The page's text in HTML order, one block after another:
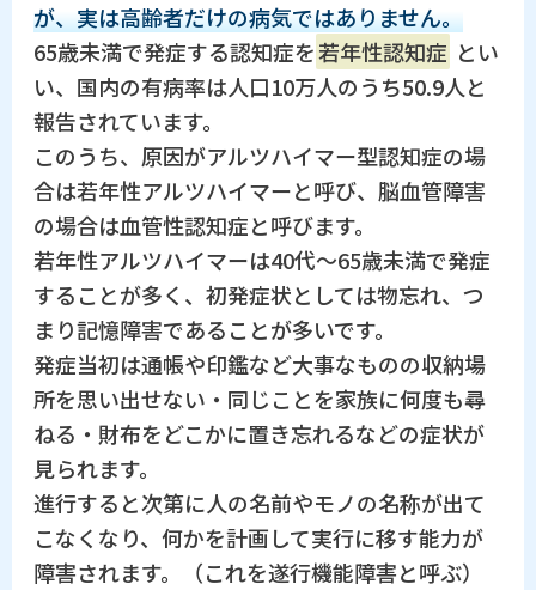
が、実は高齢者だけの病気ではありません。
65歳未満で発症する認知症を若年性認知症 とい
い、国内の有病率は人口10万人のうち50.9人と
報告されています。
このうち、原因がアルツハイマー型認知症の場
合は若年性アルツハイマーと呼び、脳血管障害
の場合は血管性認知症と呼びます。
若年性アルツハイマーは40代〜65歳未満で発症
することが多く、初発症状としては物忘れ、つ
まり記憶障害であることが多いです。
発症当初は通帳や印鑑など大事なものの収納場
所を思い出せない・同じことを家族に何度も尋
ねる・財布をどこかに置き忘れるなどの症状が
見られます。
進行すると次第に人の名前やモノの名称が出て
こなくなり、何かを計画して実行に移す能力が
障害されます。（これを遂行機能障害と呼ぶ）